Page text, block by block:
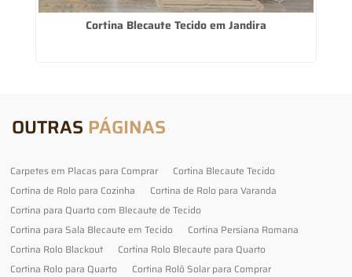
Cortina Blecaute Tecido em Jandira
OUTRAS PÁGINAS
Carpetes em Placas para Comprar
Cortina Blecaute Tecido
Cortina de Rolo para Cozinha
Cortina de Rolo para Varanda
Cortina para Quarto com Blecaute de Tecido
Cortina para Sala Blecaute em Tecido
Cortina Persiana Romana
Cortina Rolo Blackout
Cortina Rolo Blecaute para Quarto
Cortina Rolo para Quarto
Cortina Rolô Solar para Comprar